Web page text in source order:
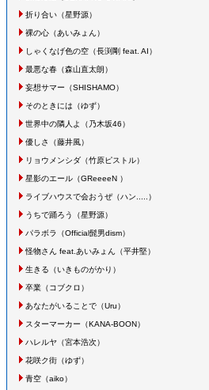
折り合い（星野源）
裸の心（あいみょん）
しゃくなげ色の空（長渕剛 feat. AI）
最悪な春（森山直太朗）
妄想サマー （SHISHAMO）
そのときには （ゆず）
世界中の隣人よ （乃木坂46）
優しさ （藤井風）
リョウメンシダ（竹原ピストル）
星影のエール（GReeeeN ）
ライブハウスで会おうぜ（ハン..... ）
うちで踊ろう （星野源）
パラボラ （Official髭男dism）
怪物さん feat.あいみょん （平井堅）
生きる （いきものがかり ）
卒業（コブクロ ）
あなたがいることで（Uru）
スターマーカー （KANA-BOON）
ハレルヤ （宮本浩次）
花咲ク街（ゆず）
青空（aiko）